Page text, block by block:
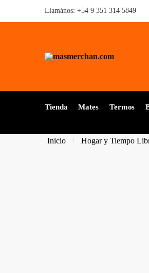
Llamános: +54 9 351 314 5849
Tienda Mates Termos
Inicio / Hogar y Tiempo